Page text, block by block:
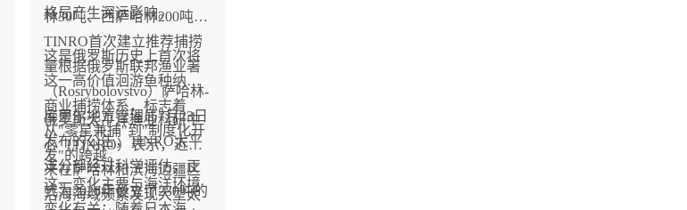
格局产生深远影响。
林30吨、西萨哈林200吨，
TINRO首次建立推荐捕捞
量根据俄罗斯联邦渔业署
（Rosrybolovstvo）萨哈林-
库里尔地方管理局7月23日
发布的公告，TINRO太平
洋分部经过科学评估，正
式为2026年设立了230吨的
这是俄罗斯历史上首次将
这一高价值洄游鱼种纳入
商业捕捞体系，标志着
从"零星兼捕"到"制度化开
发"的跨越。
俄罗斯太平洋渔业科研中
心（TINRO）表示，近年
来在萨哈林和滨海边疆区
沿海海域频繁发现大型太
这一变化主要与海洋环境